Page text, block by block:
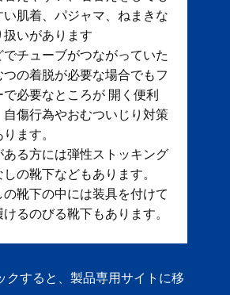
い肌着、パジャマ、ねまきな
扱いがあります
チューブがつながっていた
つの着脱が必要な場合でもフ
で必要なところが 開く便利
自傷行為やおむついじり対策
ます。
ある方には弾性ストッキング
の靴下などもあります。
の靴下の中には装具を付けて
るのびる靴下もあります。
すると、製品専用サイトに移